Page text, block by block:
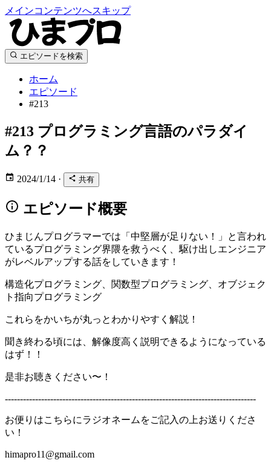
メインコンテンツへスキップ
エピソードを検索
ホーム
エピソード
#213
#213 プログラミング言語のパラダイ
ム？？
2024/1/14 · 共有
エピソード概要
ひまじんプログラマーでは「中堅層が足りない！」と言われ
ているプログラミング界隈を救うべく、駆け出しエンジニア
がレベルアップする話をしていきます！
構造化プログラミング、関数型プログラミング、オブジェク
ト指向プログラミング
これらをかいちが丸っとわかりやすく解説！
聞き終わる頃には、解像度高く説明できるようになっている
はず！！
是非お聴きください〜！
-----------------------------------------------------------------------------------
お便りはこちらにラジオネームをご記入の上お送りくださ
い！
himapro11@gmail.com